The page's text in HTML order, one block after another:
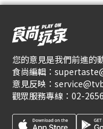
您的意見是我們前進的
食尚編輯：
意見反映：
觀眾服務專線： 02-